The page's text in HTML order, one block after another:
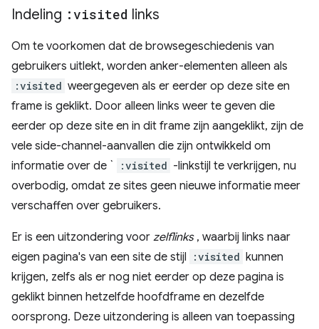
Indeling :visited links
Om te voorkomen dat de browsegeschiedenis van
gebruikers uitlekt, worden anker-elementen alleen als
:visited weergegeven als er eerder op deze site en
frame is geklikt. Door alleen links weer te geven die
eerder op deze site en in dit frame zijn aangeklikt, zijn de
vele side-channel-aanvallen die zijn ontwikkeld om
informatie over de `
:visited -linkstijl te verkrijgen, nu
overbodig, omdat ze sites geen nieuwe informatie meer
verschaffen over gebruikers.
Er is een uitzondering voor zelflinks, waarbij links naar
eigen pagina's van een site de stijl
:visited kunnen
krijgen, zelfs als er nog niet eerder op deze pagina is
geklikt binnen hetzelfde hoofdframe en dezelfde
oorsprong. Deze uitzondering is alleen van toepassing